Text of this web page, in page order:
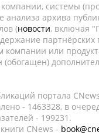
системы
анализа архива
(новости, включая
компании или
(обогащен)
портала
- 1463328, в
- 199231.
CNews -